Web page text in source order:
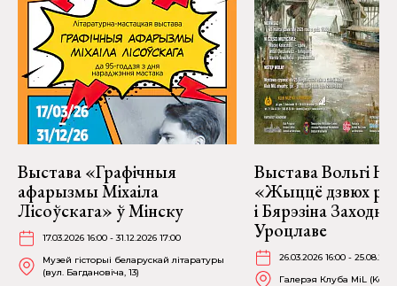
Выстава «Графічныя
афарызмы Міхаіла
Лісоўскага» ў Мінску
17.03.2026 16:00 - 31.12.2026 17:00
Музей гісторыі беларускай літаратуры
(вул. Багдановіча, 13)
Выстава Вольгі
«Жыццё дзвюх
і Бярэзіна
Уроцлаве
26.03.2026 16:00 -
Галерэя Клуба MiL